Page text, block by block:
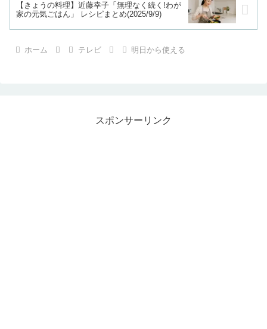
【きょうの料理】近藤幸子「無理なく続く!わが
家の元気ごはん」 レシピまとめ(2025/9/9)
ホーム テレビ 明日から使える
スポンサーリンク